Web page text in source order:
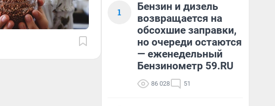
1
Бензин и дизель
возвращается на
обсохшие заправки,
но очереди остаются
— еженедельный
Бензинометр 59.RU
86 028 51